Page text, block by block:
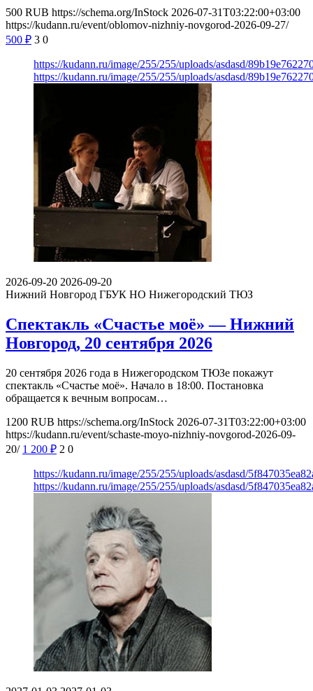
500 RUB https://schema.org/InStock 2026-07-31T03:22:00+03:00
https://kudann.ru/event/oblomov-nizhniy-novgorod-2026-09-27/
500 ₽ 3 0
https://kudann.ru/image/255/255/uploads/asdasd/
https://kudann.ru/image/255/255/uploads/asdasd/
2026-09-20 2026-09-20
Нижний Новгород ГБУК НО Нижегородский ТЮЗ
Спектакль «Счастье моё» — Нижний
Новгород, 20 сентября 2026
20 сентября 2026 года в Нижегородском ТЮЗе покажут
спектакль «Счастье моё». Начало в 18:00. Постановка
обращается к вечным вопросам…
1200 RUB https://schema.org/InStock 2026-07-31T03:22:00+03:00
https://kudann.ru/event/schaste-moyo-nizhniy-novgorod-2026-09-
20/ 1 200 ₽ 2 0
https://kudann.ru/image/255/255/uploads/asdasd/
https://kudann.ru/image/255/255/uploads/asdasd/